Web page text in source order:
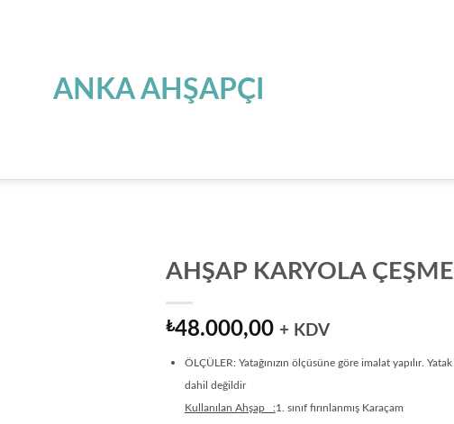
AHŞAP KARYOLA ÇEŞME
₺48.000,00 + KDV
ÖLÇÜLER: Yatağınızın ölçüsüne göre imalat yapılır. Yatak
dahil değildir
Kullanılan Ahşap :1. sınıf fırınlanmış Karaçam